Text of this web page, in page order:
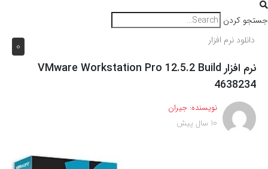
جستجو کردن
0 دانلود نرم افزار
نرم افزار VMware Workstation Pro 12.5.2 Build
4638234
نویسنده: جیران
10 سال پیش